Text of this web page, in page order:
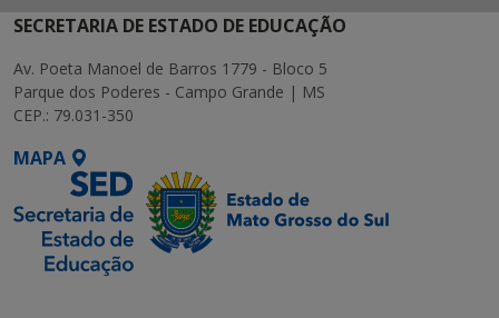
SECRETARIA DE ESTADO DE EDUCAÇÃO
Av. Poeta Manoel de Barros 1779 - Bloco 5
Parque dos Poderes - Campo Grande | MS
CEP.: 79.031-350
MAPA